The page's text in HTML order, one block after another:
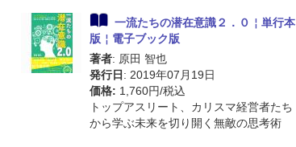
一流たちの潜在意識２．０￤単行本
版￤電子ブック版
著者: 原田 智也
発行日 : 2019年07月19日
価格: 1,760円/税込
トップアスリート、カリスマ経営者たち
から学ぶ未来を切り開く無敵の思考術